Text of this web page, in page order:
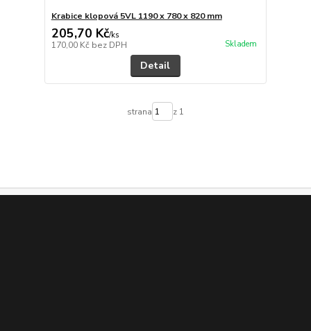
Krabice klopová 5VL 1190 x 780 x 820 mm
205,70 Kč/ks
170,00 Kč bez DPH Skladem
Detail
strana z 1